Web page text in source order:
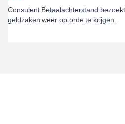
Consulent Betaalachterstand
geldzaken weer op orde te krijgen.